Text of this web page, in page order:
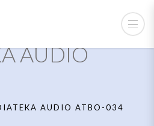
AUDIO
AUDIO ATBO-034